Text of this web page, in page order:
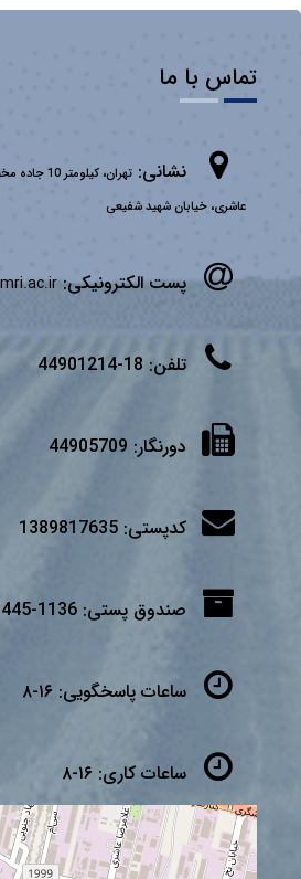
تماس با ما
نشانی:
تهران،
عاشری، خیابان شهید شفیعی
پست الکترونیکی:
تلفن: 18-44901214
دورنگار: 44905709
کدپستی: 1389817635
صندوق پستی: 1136-13445
ساعات پاسخگویی: ۱۶-۸
ساعات کاری: ۱۶-۸